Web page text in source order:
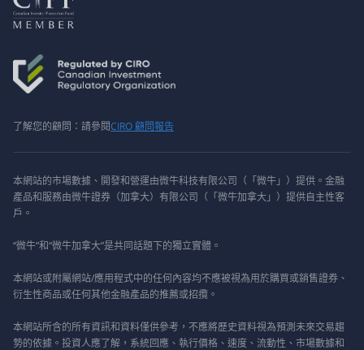
了解您的顧問：請參閱CIRO 顧問報告
本網站的市場數據、開發和營運由微牛科技有限公司（「微牛」）提供。金融
產品和服務由微牛證券（加拿大）有限公司（「微牛加拿大」）提供自主性客
戶。
“微牛”和“微牛加拿大”是共同話題下的獨立實體。
本網站或附屬網站/應用程式中的任何內容均不應被視為用於購買或銷售證券、
衍生性商品或任何其他金融產品的推薦或招攬。
本網站所含的所有資訊和資料僅供參考，不應將歷史資料視為預測未來交易趨
勢的依據。投資人應了解，系統回應、執行價格、速度、流動性、市場數據和